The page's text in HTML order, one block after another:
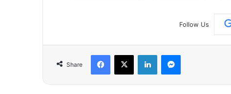
Follow Us
Share
Facebook
X LinkedInMessenger